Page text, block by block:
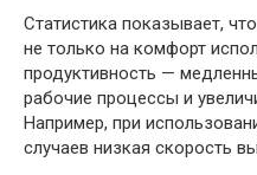
Статистика показывает,
не только на комфорт
продуктивность —
рабочие процессы и
Например, при
случаев низкая скорость